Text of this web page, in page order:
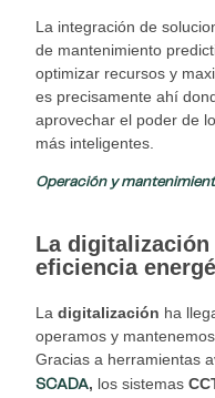
La integración de
de mantenimiento
optimizar recursos y
es precisamente ahí
aprovechar el poder de
más inteligentes.
Operación y
La
eficiencia
Ladigitalización ha
operamos y
Gracias a herramientas
SCADA, los sistemas